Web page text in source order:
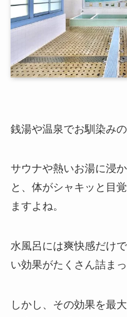
銭湯や温泉でお馴染みの
サウナや熱いお湯に浸
と、体がシャキッと目
ますよね。
水風呂には爽快感だけ
い効果がたくさん詰まっ
しかし、その効果を最